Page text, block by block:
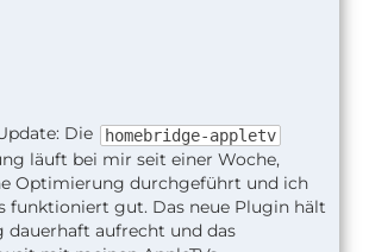
Die homebridge-appletv
läuft bei mir seit einer Woche,
Optimierung durchgeführt und ich
funktioniert gut. Das neue Plugin hält
dauerhaft aufrecht und das